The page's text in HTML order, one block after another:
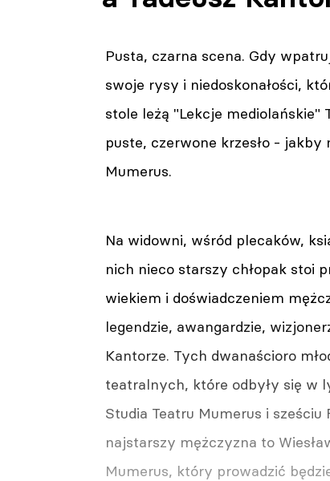
Pusta, czarna scena. Gdy
swoje rysy i niedoskonałości,
stole leżą "Lekcje mediolańskie"
puste, czerwone krzesło - jakby
Mumerus.
Na widowni, wśród plecaków,
nich nieco starszy chłopak stoi
wiekiem i doświadczeniem
legendzie, awangardzie,
Kantorze. Tych dwanaścioro
teatralnych, które odbyły się w
Studia Teatru Mumerus i
najstarszy mężczyzna to
Mumerus, który prowadzić